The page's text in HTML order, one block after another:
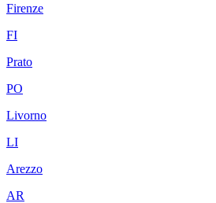
Firenze
FI
Prato
PO
Livorno
LI
Arezzo
AR